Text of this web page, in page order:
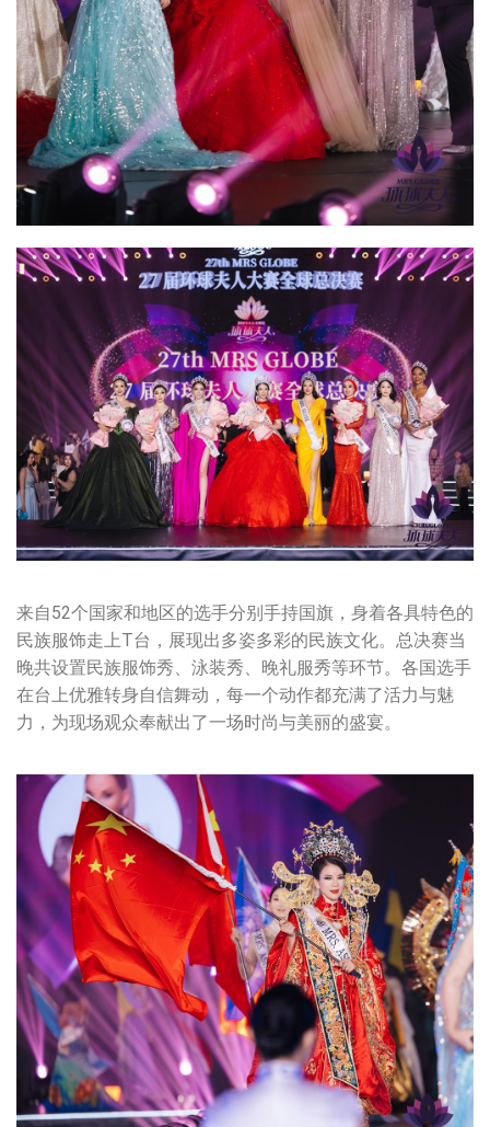
来自52个国家和地区的选手分别手持国旗，身着各具特色的
民族服饰走上T台，展现出多姿多彩的民族文化。总决赛当
晚共设置民族服饰秀、泳装秀、晚礼服秀等环节。各国选手
在台上优雅转身自信舞动，每一个动作都充满了活力与魅
力，为现场观众奉献出了一场时尚与美丽的盛宴。